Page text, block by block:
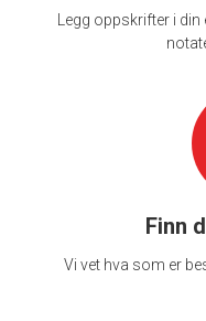
Legg oppskrifter i
Finn
Vi vet hva som er